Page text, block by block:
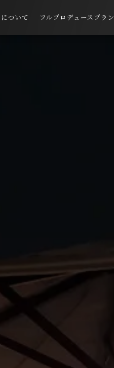
ついて フルプロデュースプラン